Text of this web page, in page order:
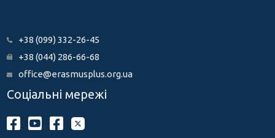
+38 (099) 332-26-45
+38 (044) 286-66-68
office@erasmusplus.org.ua
Соціальні мережі